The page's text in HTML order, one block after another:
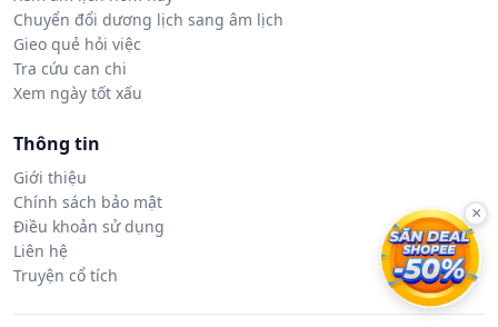
Chuyển đổi dương lịch sang âm lịch
Gieo quẻ hỏi việc
Tra cứu can chi
Xem ngày tốt xấu
Thông tin
Giới thiệu
Chính sách bảo mật
Điều khoản sử dụng
Liên hệ
Truyện cổ tích
×